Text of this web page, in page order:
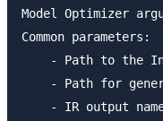
Model Optimizer
Common parameters:
- Path to the
- Path for
- IR output